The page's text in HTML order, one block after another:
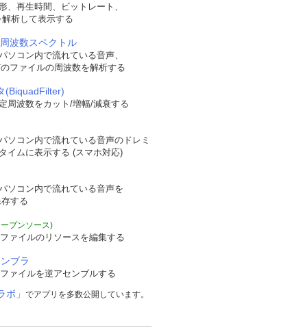
、再生時間、ビットレート、
析して表示する
波数スペクトル
ソコン内で流れている音声、
ファイルの周波数を解析する
(BiquadFilter)
周波数をカット/増幅/減衰する
ソコン内で流れている音声のドレミ
イムに表示する (スマホ対応)
ソコン内で流れている音声を
する
プンソース)
ァイルのリソースを編集する
ブラ
ァイルを逆アセンブルする
ボ」 でアプリを多数公開しています。